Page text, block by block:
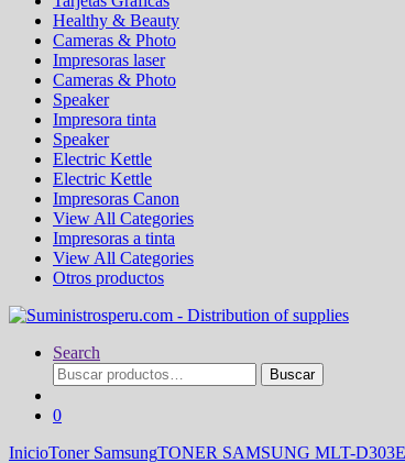
Healthy & Beauty
Cameras & Photo
Impresoras laser
Cameras & Photo
Speaker
Impresora tinta
Speaker
Electric Kettle
Electric Kettle
Impresoras Canon
View All Categories
Impresoras a tinta
View All Categories
Otros productos
Search
Buscar
por:
Buscar
0
InicioToner SamsungTONER SAMSUNG MLT-